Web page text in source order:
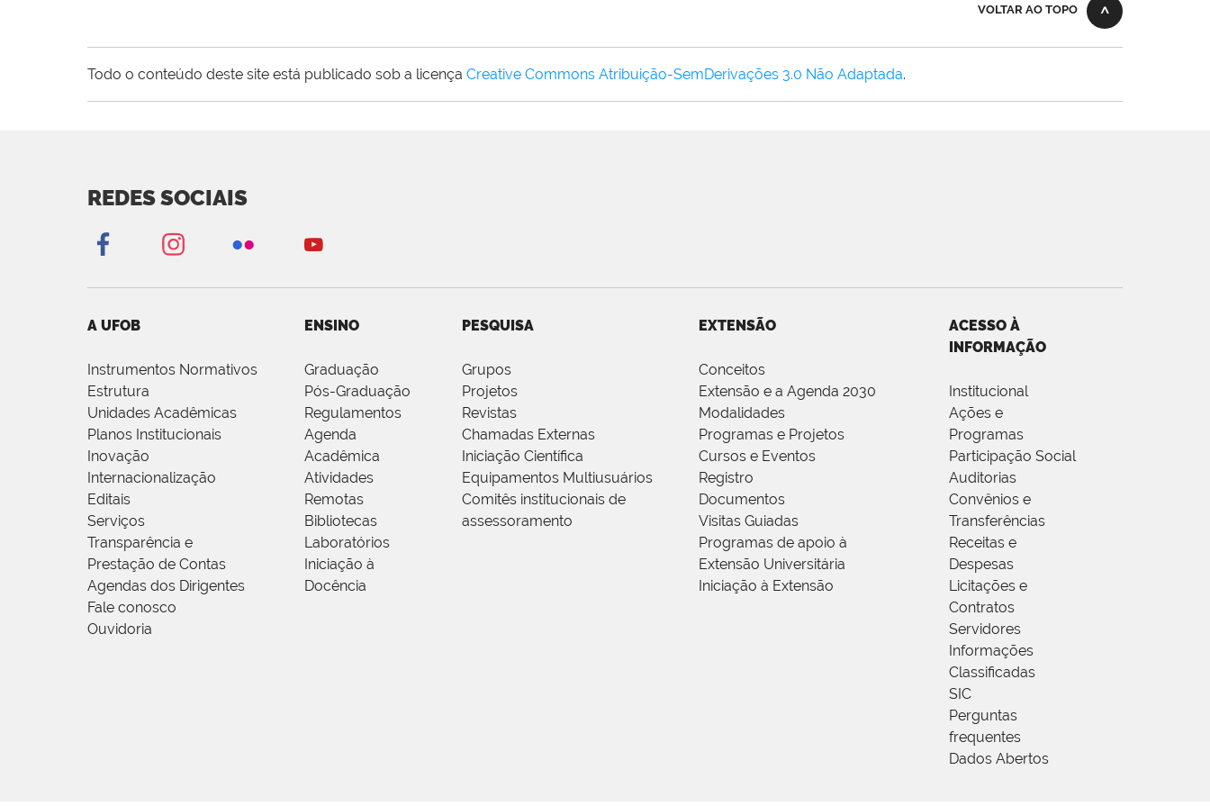
VOLTAR AO TOPO
Todo o conteúdo deste site está publicado sob a licença Creative Commons Atribuição-SemDerivações 3.0 Não Adaptada.
REDES SOCIAIS
A UFOB
Instrumentos Normativos
Estrutura
Unidades Acadêmicas
Planos Institucionais
Inovação
Internacionalização
Editais
Serviços
Transparência e
Prestação de Contas
Agendas dos Dirigentes
Fale conosco
Ouvidoria
ENSINO
Graduação
Pós-Graduação
Regulamentos
Agenda
Acadêmica
Atividades
Remotas
Bibliotecas
Laboratórios
Iniciação à
Docência
PESQUISA
Grupos
Projetos
Revistas
Chamadas Externas
Iniciação Científica
Equipamentos Multiusuários
Comitês institucionais de
assessoramento
EXTENSÃO
Conceitos
Extensão e a Agenda 2030
Modalidades
Programas e Projetos
Cursos e Eventos
Registro
Documentos
Visitas Guiadas
Programas de apoio à
Extensão Universitária
Iniciação à Extensão
ACESSO À
INFORMAÇÃO
Institucional
Ações e
Programas
Participação Social
Auditorias
Convênios e
Transferências
Receitas e
Despesas
Licitações e
Contratos
Servidores
Informações
Classificadas
SIC
Perguntas
frequentes
Dados Abertos